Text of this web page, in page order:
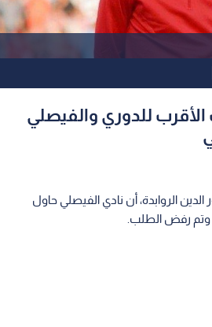
الأقرب للدوري والفيصلي
الدين الروابدة، أن نادي الفيصلي حاول
رفض الطلب.